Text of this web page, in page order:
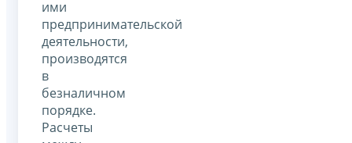
ими
предпринимательской
деятельности,
производятся
в
безналичном
порядке.
Расчеты